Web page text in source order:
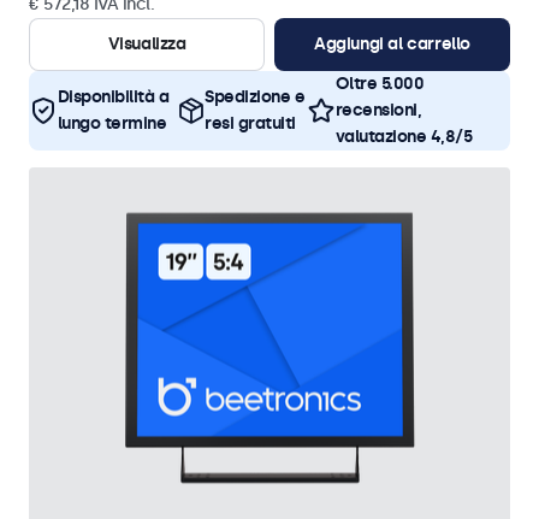
€ 572,18 IVA incl.
Visualizza
Aggiungi al carrello
Disponibilità a
lungo termine
Spedizione e
resi gratuiti
Oltre 5.000
recensioni,
valutazione 4,8/5